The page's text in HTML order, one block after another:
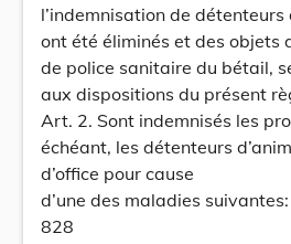
l’indemnisation de
ont été éliminés et des objets
de police sanitaire du bétail,
aux dispositions du présent
Art. 2. Sont indemnisés les
échéant, les détenteurs
d’office pour cause
d’une des maladies suivantes:
828